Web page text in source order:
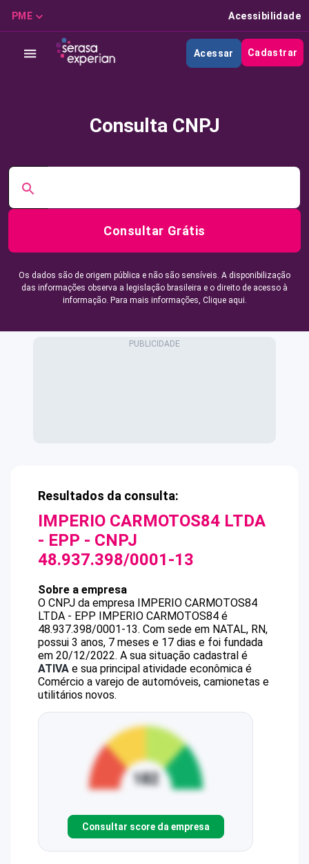
PME Acessibilidade
Acessar Cadastrar
Consulta CNPJ
Consultar Grátis
Os dados são de origem pública e não são sensíveis. A disponibilização
das informações observa a legislação brasileira e o direito de acesso à
informação. Para mais informações, Clique aqui.
Resultados da consulta:
IMPERIO CARMOTOS84 LTDA
- EPP - CNPJ
48.937.398/0001-13
Sobre a empresa
O CNPJ da empresa IMPERIO CARMOTOS84
LTDA - EPP IMPERIO CARMOTOS84 é
48.937.398/0001-13. Com sede em NATAL, RN,
possui 3 anos, 7 meses e 17 dias e foi fundada
em 20/12/2022. A sua situação cadastral é
ATIVA e sua principal atividade econômica é
Comércio a varejo de automóveis, camionetas e
utilitários novos.
Consultar score da empresa